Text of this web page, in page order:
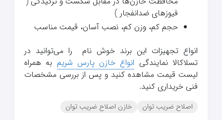
فیوزهای ضدانفجار )
حجم کم، وزن کم، نصب آسان، قیمت مناسب
انواع تجهیزات این برند خوش نام را می‌توانید در
تسلاکالا نمایندگی انواع خازن پارس شریم به همراه
لیست قیمت مشاهده کنید و پس از بررسی مشخصات
فنی خریداری کنید.
اصلاح ضریب توان خازن اصلاح ضریب توان